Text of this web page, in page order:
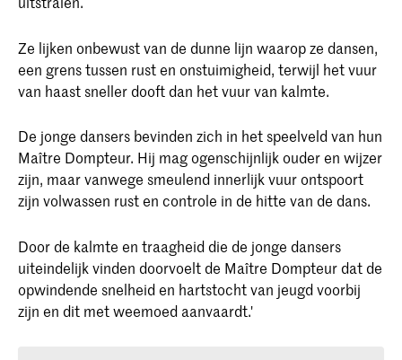
Ze lijken onbewust van de dunne lijn waarop ze dansen,
een grens tussen rust en onstuimigheid, terwijl het vuur
van haast sneller dooft dan het vuur van kalmte.
De jonge dansers bevinden zich in het speelveld van hun
Maître Dompteur. Hij mag ogenschijnlijk ouder en wijzer
zijn, maar vanwege smeulend innerlijk vuur ontspoort
zijn volwassen rust en controle in de hitte van de dans.
Door de kalmte en traagheid die de jonge dansers
uiteindelijk vinden doorvoelt de Maître Dompteur dat de
opwindende snelheid en hartstocht van jeugd voorbij
zijn en dit met weemoed aanvaardt.'